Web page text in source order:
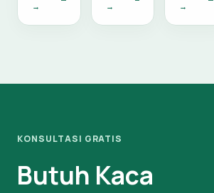
→
→
→
KONSULTASI GRATIS
Butuh Kaca